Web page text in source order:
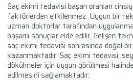
Saç ekimi tedavisi başarı oranları
faktörlerden etkilenmez. Uygun bir
uzman doktorlar tarafından
başarılı sonuçlar elde edilir. Gelişen
saç ekimi tedavisi sonrasında doğal
kazanmaktadır. Saç ekimi tedavisi,
dökülmeler için uygun görülmesi
edilmesini sağlamaktadır.